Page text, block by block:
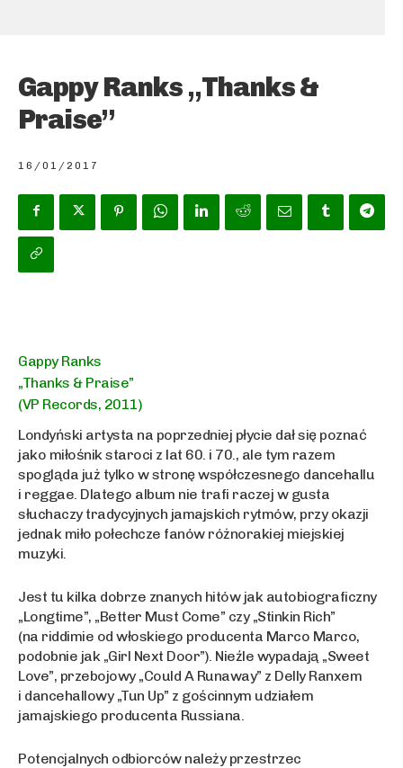
Gappy Ranks „Thanks &
Praise”
16/01/2017
Gappy Ranks
„Thanks & Praise”
(VP Records, 2011)
Londyński artysta na poprzedniej płycie dał się poznać
jako miłośnik staroci z lat 60. i 70., ale tym razem
spogląda już tylko w stronę współczesnego dancehallu
i reggae. Dlatego album nie trafi raczej w gusta
słuchaczy tradycyjnych jamajskich rytmów, przy okazji
jednak miło połechcze fanów różnorakiej miejskiej
muzyki.
Jest tu kilka dobrze znanych hitów jak autobiograficzny
„Longtime”, „Better Must Come” czy „Stinkin Rich”
(na riddimie od włoskiego producenta Marco Marco,
podobnie jak „Girl Next Door”). Nieźle wypadają „Sweet
Love”, przebojowy „Could A Runaway” z Delly Ranxem
i dancehallowy „Tun Up” z gościnnym udziałem
jamajskiego producenta Russiana.
Potencjalnych odbiorców należy przestrzec